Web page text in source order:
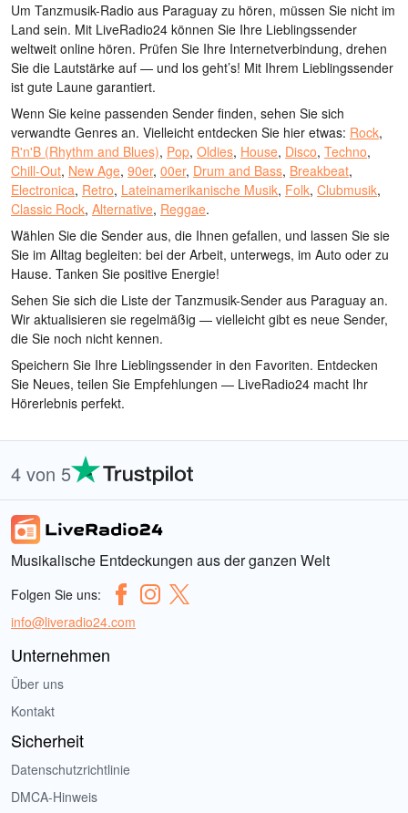
Um Tanzmusik-Radio aus Paraguay zu hören, müssen Sie nicht im
Land sein. Mit LiveRadio24 können Sie Ihre Lieblingssender
weltweit online hören. Prüfen Sie Ihre Internetverbindung, drehen
Sie die Lautstärke auf — und los geht’s! Mit Ihrem Lieblingssender
ist gute Laune garantiert.
Wenn Sie keine passenden Sender finden, sehen Sie sich
verwandte Genres an. Vielleicht entdecken Sie hier etwas: Rock,
R'n'B (Rhythm and Blues), Pop, Oldies, House, Disco, Techno,
Chill-Out, New Age, 90er, 00er, Drum and Bass, Breakbeat,
Electronica, Retro, Lateinamerikanische Musik, Folk, Clubmusik,
Classic Rock, Alternative, Reggae.
Wählen Sie die Sender aus, die Ihnen gefallen, und lassen Sie sie
Sie im Alltag begleiten: bei der Arbeit, unterwegs, im Auto oder zu
Hause. Tanken Sie positive Energie!
Sehen Sie sich die Liste der Tanzmusik-Sender aus Paraguay an.
Wir aktualisieren sie regelmäßig — vielleicht gibt es neue Sender,
die Sie noch nicht kennen.
Speichern Sie Ihre Lieblingssender in den Favoriten. Entdecken
Sie Neues, teilen Sie Empfehlungen — LiveRadio24 macht Ihr
Hörerlebnis perfekt.
4 von 5
Musikalische Entdeckungen aus der ganzen Welt
Folgen Sie uns:
info@liveradio24.com
Unternehmen
Über uns
Kontakt
Sicherheit
Datenschutzrichtlinie
DMCA-Hinweis